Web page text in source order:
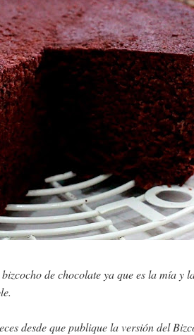
de chocolate ya que es la mía y
desde que publique la versión del